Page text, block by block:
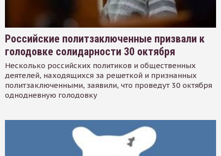
Российские политзаключенные призвали к
голодовке солидарности 30 октября
Несколько российских политиков и общественных
деятелей, находящихся за решеткой и признанных
политзаключенными, заявили, что проведут 30 октября
однодневную голодовку